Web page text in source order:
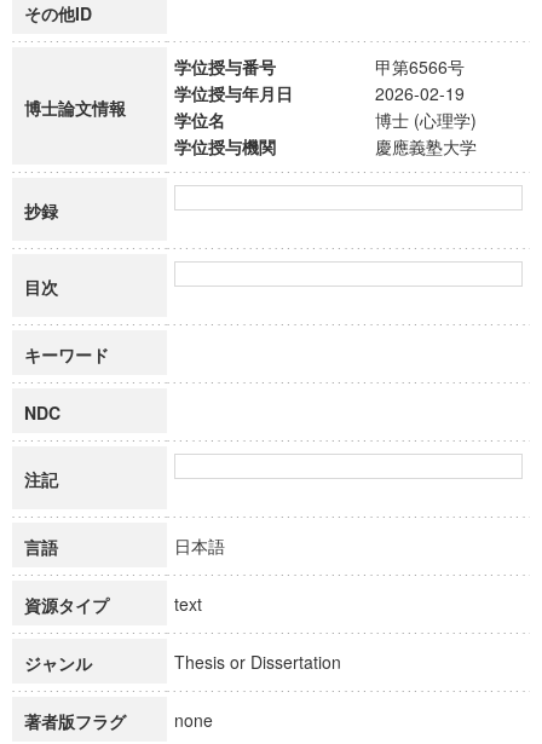
その他ID
博士論文情報
学位授与番号
甲第6566号
学位授与年月日
2026-02-19
学位名
博士 (心理学)
学位授与機関
慶應義塾大学
抄録
目次
キーワード
NDC
注記
言語 日本語
資源タイプ text
ジャンル Thesis or Dissertation
著者版フラグ none